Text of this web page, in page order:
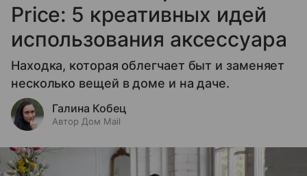
Price: 5 креативных идей
использования аксессуара
Находка, которая облегчает быт и заменяет
несколько вещей в доме и на даче.
Галина Кобец
Автор Дом Mail